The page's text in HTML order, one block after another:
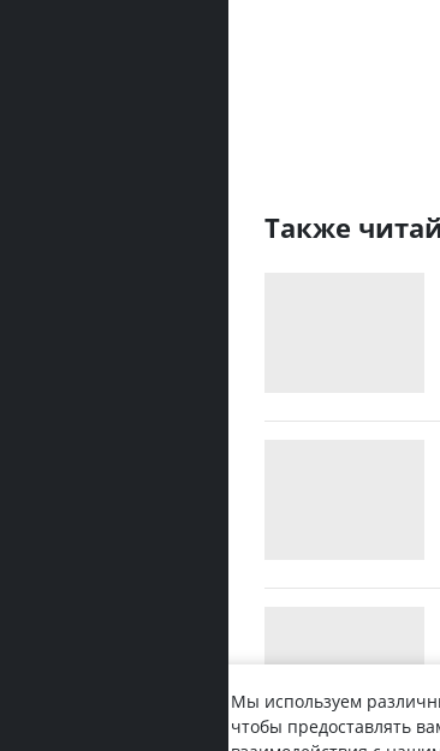
Также
Мы используем
чтобы предоставлять